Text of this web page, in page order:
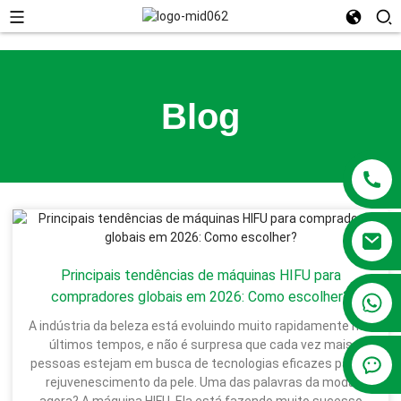
+86 13381209830
Blog
Principais tendências de máquinas HIFU para
compradores globais em 2026: Como escolher?
A indústria da beleza está evoluindo muito rapidamente nos
últimos tempos, e não é surpresa que cada vez mais
pessoas estejam em busca de tecnologias eficazes para o
rejuvenescimento da pele. Uma das palavras da moda